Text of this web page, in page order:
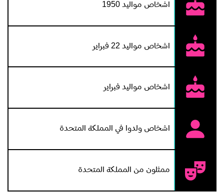
اشخاص مواليد 1950
اشخاص مواليد 22 فبراير
اشخاص مواليد فبراير
اشخاص ولدوا في المملكة المتحدة
ممثلون من المملكة المتحدة